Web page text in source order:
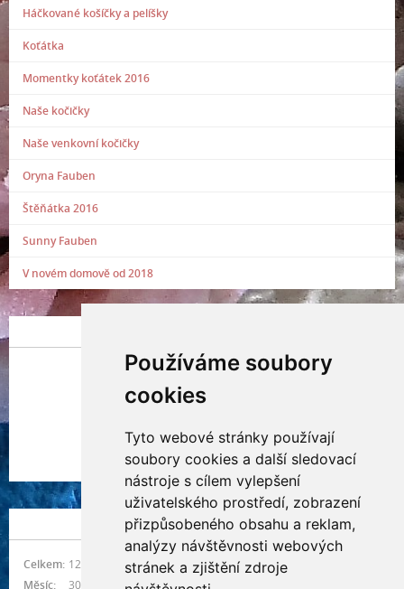
Používáme soubory
cookies
Tyto webové stránky používají
soubory cookies a další sledovací
nástroje s cílem vylepšení
uživatelského prostředí, zobrazení
přizpůsobeného obsahu a reklam,
analýzy návštěvnosti webových
stránek a zjištění zdroje
Háčkované košíčky a pelíšky
Koťátka
Momentky koťátek 2016
Naše kočičky
Naše venkovní kočičky
Oryna Fauben
Štěňátka 2016
Sunny Fauben
V novém domově od 2018
Indianna Ryve
Nostra, CZ
NÁVŠTĚVNOST
Celkem: 1217718
Měsíc:
30529